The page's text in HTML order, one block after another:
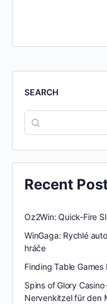
SEARCH
Recent
Oz2Win: Quick‑Fire
WinGaga: Rychlé
hráče
Finding Table
Spins of Glory
Nervenkitzel für den